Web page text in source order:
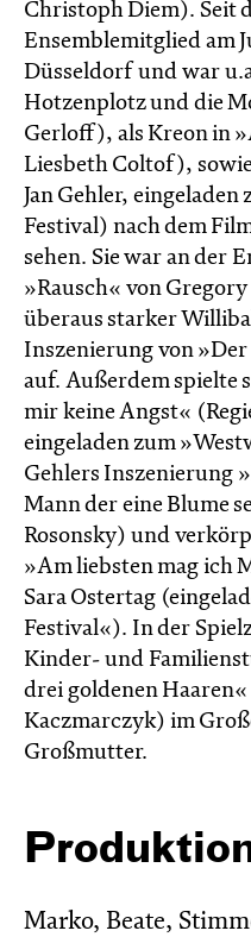
Christoph Diem). Seit
Ensemblemitglied am
Düsseldorf und war
Hotzenplotz und die
Gerloff), als Kreon in
Liesbeth Coltof),
Jan Gehler,
Festival) nach dem
sehen. Sie war an der
»Rausch« von
überaus starker
Inszenierung von
auf. Außerdem spielte
mir keine Angst«
eingeladen zum
Gehlers Inszenierung
Mann der eine Blume
Rosonsky) und
»Am liebsten mag ich
Sara Ostertag
Festival«). In der
Kinder- und
drei goldenen
Kaczmarczyk) im
Großmutter.
Marko, Beate,